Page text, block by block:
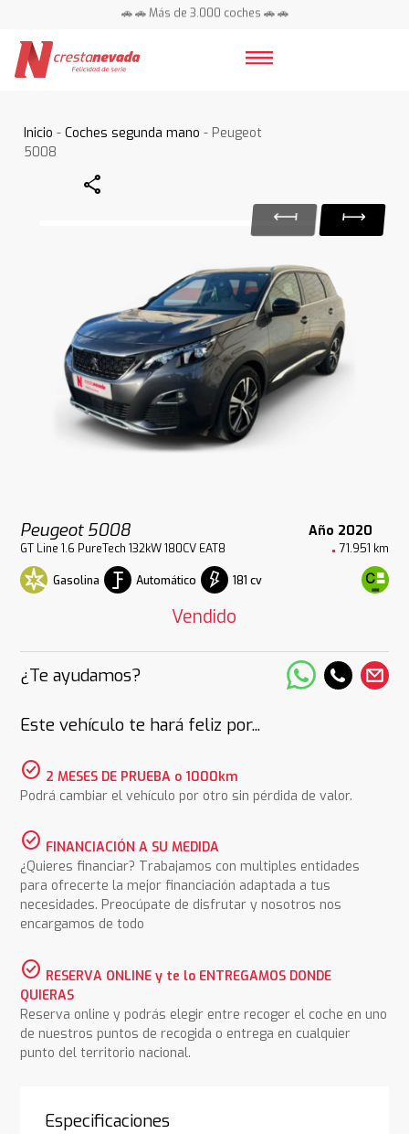
🚗 🚗 Más de 3.000 coches 🚗 🚗
Inicio -Coches segunda mano - Peugeot
5008
Share
Peugeot 5008 Año 2020
GT Line 1.6 PureTech 132kW 180CV EAT8 71.951 km
Gasolina Automático 181 cv
Vendido
¿Te ayudamos?
Este vehículo te hará feliz por...
check_circle 2 MESES DE PRUEBA o 1000km
Podrá cambiar el vehículo por otro sin pérdida de valor.
check_circle FINANCIACIÓN A SU MEDIDA
¿Quieres financiar? Trabajamos con multiples entidades
para ofrecerte la mejor financiación adaptada a tus
necesidades. Preocúpate de disfrutar y nosotros nos
encargamos de todo
check_circle RESERVA ONLINE y te lo ENTREGAMOS DONDE
QUIERAS
Reserva online y podrás elegir entre recoger el coche en uno
de nuestros puntos de recogida o entrega en cualquier
punto del territorio nacional.
Especificaciones